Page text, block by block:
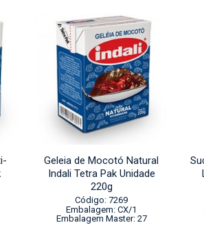
Geleia de Mocotó Natural
Indali Tetra Pak Unidade
220g
Código: 7269
Embalagem: CX/1
Embalagem Master: 27